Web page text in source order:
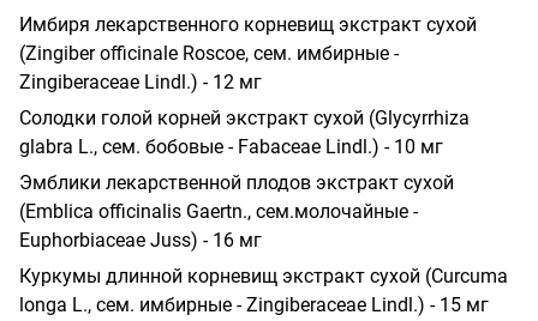
Имбиря лекарственного корневищ экстракт сухой
(Zingiber officinale Roscoe, сем. имбирные -
Zingiberaceae Lindl.) - 12 мг
Солодки голой корней экстракт сухой (Glycyrrhiza
glabra L., сем. бобовые - Fabaceae Lindl.) - 10 мг
Эмблики лекарственной плодов экстракт сухой
(Emblica officinalis Gaertn., сем.молочайные -
Euphorbiaceae Juss) - 16 мг
Куркумы длинной корневищ экстракт сухой (Curcuma
longa L., сем. имбирные - Zingiberaceae Lindl.) - 15 мг